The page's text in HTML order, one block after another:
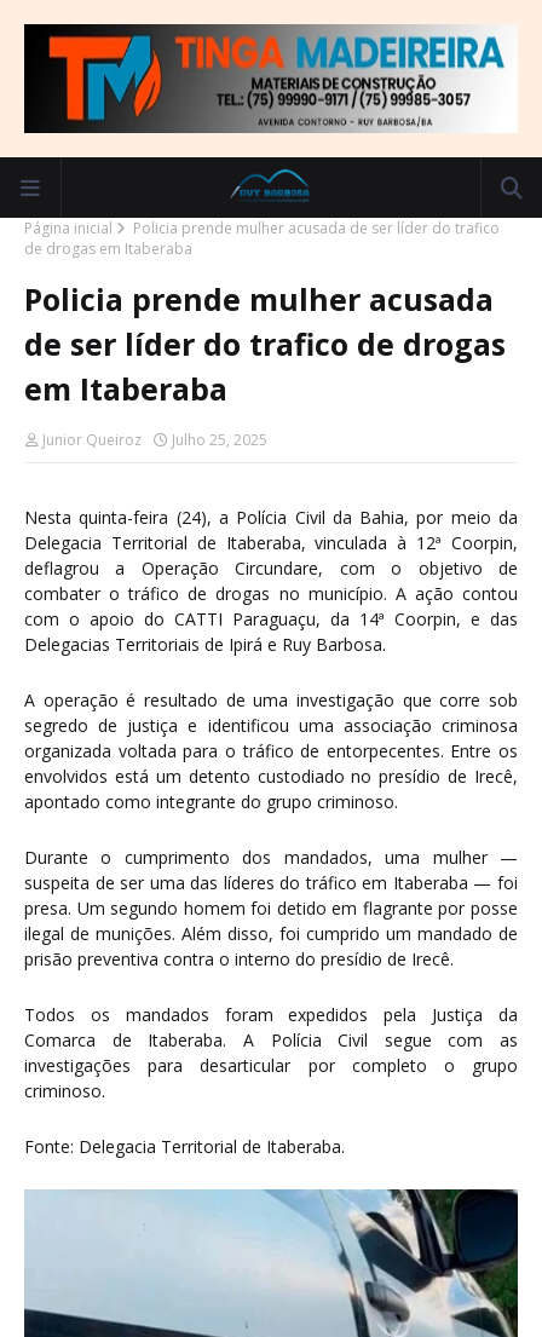
Página inicial
Policia prende mulher acusada de ser líder do trafico
de drogas em Itaberaba
Policia prende mulher acusada
de ser líder do trafico de drogas
em Itaberaba
Junior Queiroz Julho 25, 2025
Nesta quinta-feira (24), a Polícia Civil da Bahia, por meio da
Delegacia Territorial de Itaberaba, vinculada à 12ª Coorpin,
deflagrou a Operação Circundare, com o objetivo de
combater o tráfico de drogas no município. A ação contou
com o apoio do CATTI Paraguaçu, da 14ª Coorpin, e das
Delegacias Territoriais de Ipirá e Ruy Barbosa.
A operação é resultado de uma investigação que corre sob
segredo de justiça e identificou uma associação criminosa
organizada voltada para o tráfico de entorpecentes. Entre os
envolvidos está um detento custodiado no presídio de Irecê,
apontado como integrante do grupo criminoso.
Durante o cumprimento dos mandados, uma mulher —
suspeita de ser uma das líderes do tráfico em Itaberaba — foi
presa. Um segundo homem foi detido em flagrante por posse
ilegal de munições. Além disso, foi cumprido um mandado de
prisão preventiva contra o interno do presídio de Irecê.
Todos os mandados foram expedidos pela Justiça da
Comarca de Itaberaba. A Polícia Civil segue com as
investigações para desarticular por completo o grupo
criminoso.
Fonte: Delegacia Territorial de Itaberaba.